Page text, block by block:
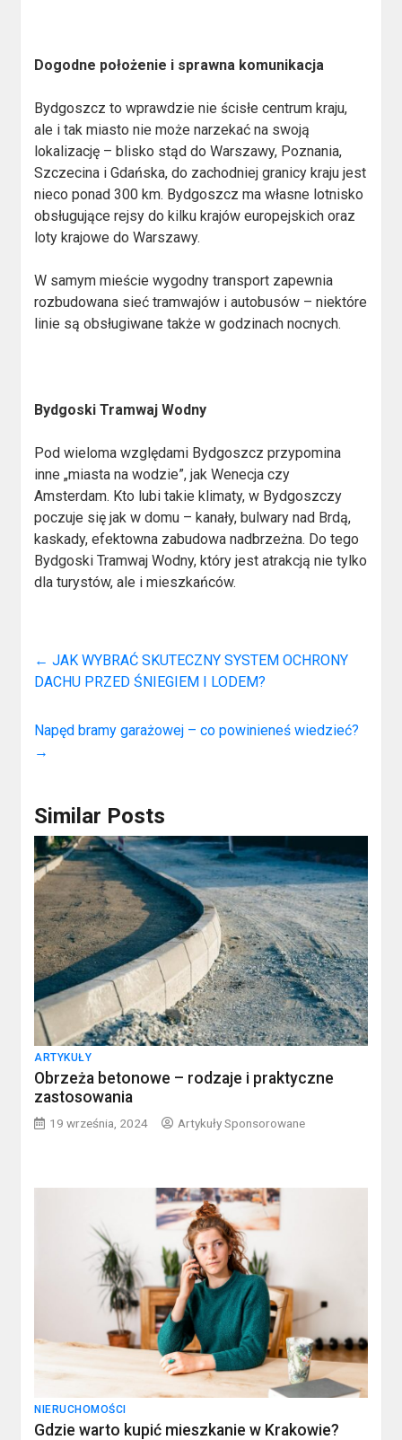
Dogodne położenie i sprawna komunikacja
Bydgoszcz to wprawdzie nie ścisłe centrum kraju,
ale i tak miasto nie może narzekać na swoją
lokalizację – blisko stąd do Warszawy, Poznania,
Szczecina i Gdańska, do zachodniej granicy kraju jest
nieco ponad 300 km. Bydgoszcz ma własne lotnisko
obsługujące rejsy do kilku krajów europejskich oraz
loty krajowe do Warszawy.
W samym mieście wygodny transport zapewnia
rozbudowana sieć tramwajów i autobusów – niektóre
linie są obsługiwane także w godzinach nocnych.
Bydgoski Tramwaj Wodny
Pod wieloma względami Bydgoszcz przypomina
inne „miasta na wodzie”, jak Wenecja czy
Amsterdam. Kto lubi takie klimaty, w Bydgoszczy
poczuje się jak w domu – kanały, bulwary nad Brdą,
kaskady, efektowna zabudowa nadbrzeżna. Do tego
Bydgoski Tramwaj Wodny, który jest atrakcją nie tylko
dla turystów, ale i mieszkańców.
← JAK WYBRAĆ SKUTECZNY SYSTEM OCHRONY
DACHU PRZED ŚNIEGIEM I LODEM?
Napęd bramy garażowej – co powinieneś wiedzieć?
→
Similar Posts
ARTYKUŁY
Obrzeża betonowe – rodzaje i praktyczne
zastosowania
19 września, 2024 Artykuły Sponsorowane
NIERUCHOMOŚCI
Gdzie warto kupić mieszkanie w Krakowie?